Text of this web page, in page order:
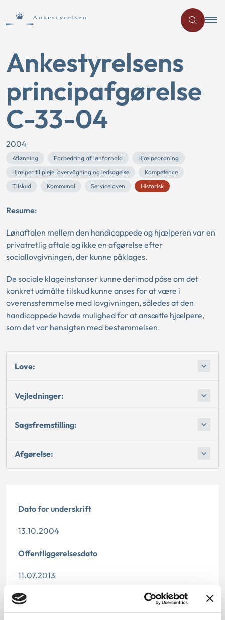
Ankestyrelsens
principafgørelse
C-33-04
2004
Aflønning Forbedring af lønforhold
Hjælpeordning
Hjælper til pleje, overvågning og ledsagelse
Kompetence
Tilskud
Kommunal Serviceloven Historisk
Resume:
Lønaftalen mellem den handicappede og hjælperen var en
privatretlig aftale og ikke en afgørelse efter
sociallovgivningen, der kunne påklages.
De sociale klageinstanser kunne derimod påse om det
konkret udmålte tilskud kunne anses for at være i
overensstemmelse med lovgivningen, således at den
handicappede havde mulighed for at ansætte hjælpere,
som det var hensigten med bestemmelsen.
Love:
Vejledninger:
Sagsfremstilling:
Afgørelse:
Dato for underskrift
13.10.2004
Offentliggørelsesdato
11.07.2013
Denne principafgørelse er kasseret den 22.